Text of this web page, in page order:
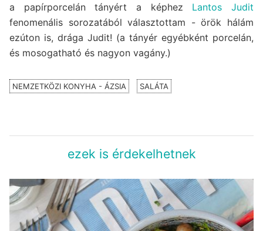
a papírporcelán tányért a képhez Lantos Judit
fenomenális sorozatából választottam - örök hálám
ezúton is, drága Judit! (a tányér egyébként porcelán,
és mosogatható és nagyon vagány.)
NEMZETKÖZI KONYHA - ÁZSIA SALÁTA
ezek is érdekelhetnek